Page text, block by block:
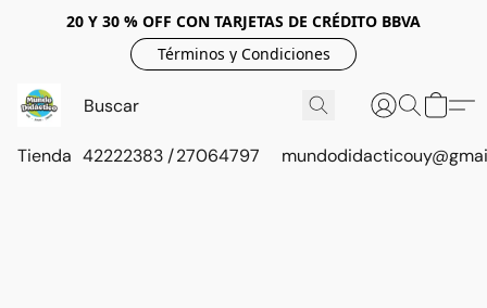
20 Y 30 % OFF CON TARJETAS DE CRÉDITO BBVA
Términos y Condiciones
Tienda 42222383 / 27064797